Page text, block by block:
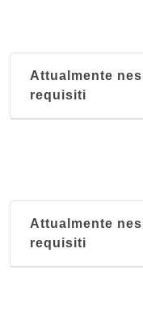
Attualmente
requisiti
Attualmente
requisiti